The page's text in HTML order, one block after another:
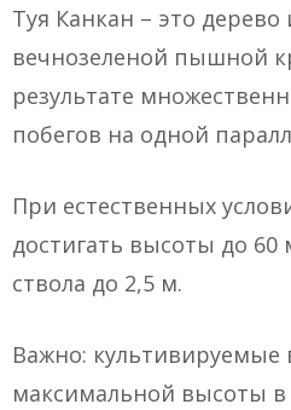
Туя Канкан – это дерево
вечнозеленой пышной
результате
побегов на одной
При естественных
достигать высоты до
ствола до 2,5 м.
Важно: культивируемые
максимальной высоты в